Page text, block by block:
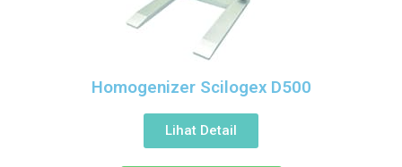
Homogenizer Scilogex D500
Lihat Detail